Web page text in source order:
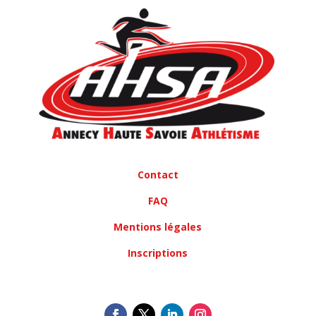
Contact
FAQ
Mentions légales
Inscriptions